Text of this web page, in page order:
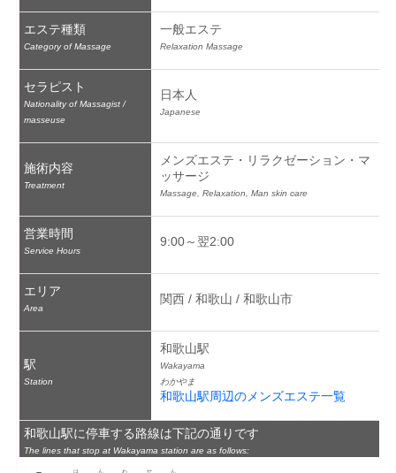
エステ種類
Category of Massage
一般エステ
Relaxation Massage
セラピスト
Nationality of Massagist /
masseuse
日本人
Japanese
施術内容
Treatment
メンズエステ・リラクゼーション・マ
ッサージ
Massage, Relaxation, Man skin care
営業時間
Service Hours
9:00～翌2:00
エリア
Area
関西 / 和歌山 / 和歌山市
駅
Station
和歌山駅
Wakayama
わかやま
和歌山駅周辺のメンズエステ一覧
和歌山駅に停車する路線は下記の通りです
The lines that stop at Wakayama station are as follows:
はんわせん